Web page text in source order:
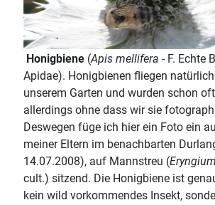
Honigbiene (Apis mellifera - F. Echte
Apidae). Honigbienen fliegen
unserem Garten und wurden schon
allerdings ohne dass wir sie
Deswegen füge ich hier ein Foto ein
meiner Eltern im benachbarten
14.07.2008), auf Mannstreu (
cult.) sitzend. Die Honigbiene ist
kein wild vorkommendes Insekt,